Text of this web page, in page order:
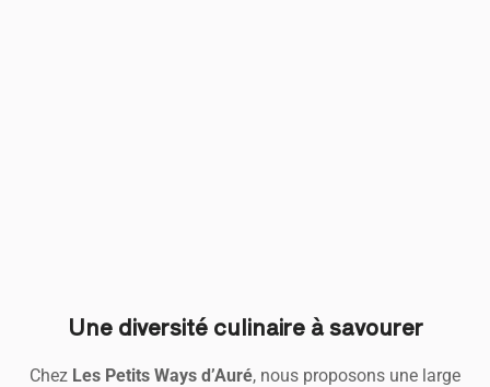
Une diversité culinaire à savourer
Chez Les Petits Ways d’Auré, nous proposons une large